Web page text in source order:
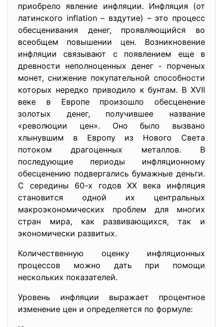
приобрело явление инфляции. Инфляция (от
латинского inflation – вздутие) – это процесс
обесценивания денег, проявляющийся во
всеобщем повышении цен. Возникновение
инфляции связывают с появлением еще в
древности неполноценных денег - порченых
монет, снижение покупательной способности
которых нередко приводило к бунтам. В XVII
веке в Европе произошло обесценение
золотых денег, получившее название
«революции цен». Оно было вызвано
хлынувшим в Европу из Нового Света
потоком драгоценных металлов. В
последующие периоды инфляционному
обесценению подвергались бумажные деньги.
С середины 60-х годов XX века инфляция
становится одной их центральных
макроэкономических проблем для многих
стран мира, как развивающихся, так и
экономически развитых.
Количественную оценку инфляционных
процессов можно дать при помощи
нескольких показателей.
Уровень инфляции выражает процентное
изменение цен и определяется по формуле: